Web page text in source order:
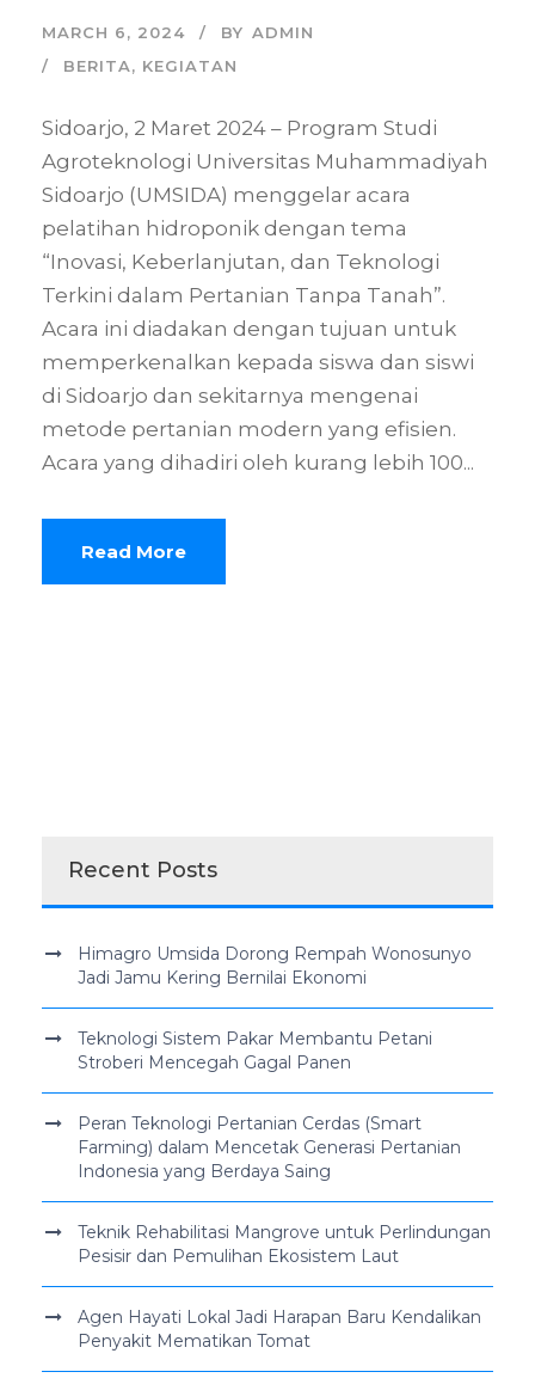
MARCH 6, 2024 BY ADMIN
BERITA, KEGIATAN
Sidoarjo, 2 Maret 2024 – Program Studi
Agroteknologi Universitas Muhammadiyah
Sidoarjo (UMSIDA) menggelar acara
pelatihan hidroponik dengan tema
“Inovasi, Keberlanjutan, dan Teknologi
Terkini dalam Pertanian Tanpa Tanah”.
Acara ini diadakan dengan tujuan untuk
memperkenalkan kepada siswa dan siswi
di Sidoarjo dan sekitarnya mengenai
metode pertanian modern yang efisien.
Acara yang dihadiri oleh kurang lebih 100...
Read More
Recent Posts
Himagro Umsida Dorong Rempah Wonosunyo
Jadi Jamu Kering Bernilai Ekonomi
Teknologi Sistem Pakar Membantu Petani
Stroberi Mencegah Gagal Panen
Peran Teknologi Pertanian Cerdas (Smart
Farming) dalam Mencetak Generasi Pertanian
Indonesia yang Berdaya Saing
Teknik Rehabilitasi Mangrove untuk Perlindungan
Pesisir dan Pemulihan Ekosistem Laut
Agen Hayati Lokal Jadi Harapan Baru Kendalikan
Penyakit Mematikan Tomat